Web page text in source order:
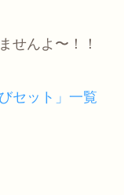
せんよ〜！！
セット」一覧